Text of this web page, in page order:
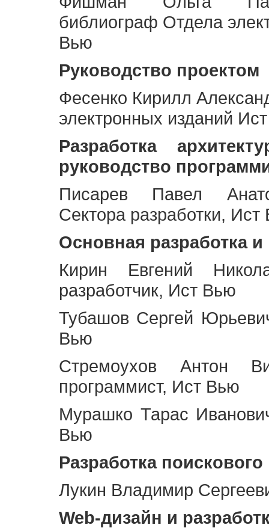
библиограф Отдела
Вью
Руководство проектом
Фесенко Кирилл
электронных изданий
Разработка
руководство
Писарев Павел
Сектора разработки,
Основная разработка
Кирин Евгений
разработчик, Ист Вью
Тубашов Сергей
Вью
Стремоухов Антон
программист, Ист Вью
Мурашко Тарас
Вью
Разработка
Лукин Владимир
Web-дизайн и